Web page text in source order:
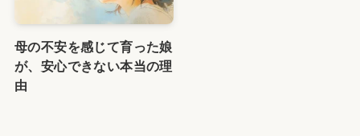
母の不安を感じて育った娘
が、安心できない本当の理
由